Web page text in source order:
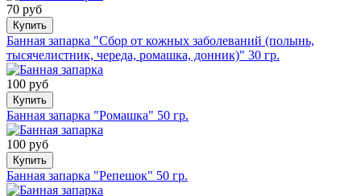
70 руб
Купить
Банная запарка "Сбор от кожных заболеваний (полынь,
тысячелистник, череда, ромашка, донник)" 30 гр.
100 руб
Купить
Банная запарка "Ромашка" 50 гр.
100 руб
Купить
Банная запарка "Репешок" 50 гр.